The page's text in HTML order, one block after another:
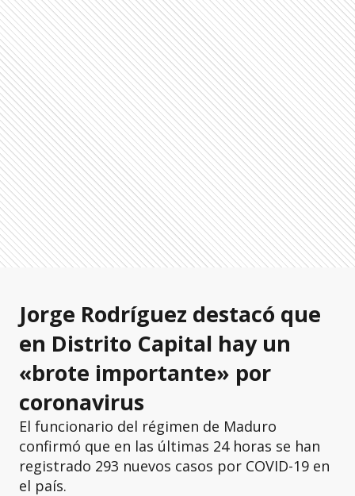
Jorge Rodríguez destacó que
en Distrito Capital hay un
«brote importante» por
coronavirus
El funcionario del régimen de Maduro
confirmó que en las últimas 24 horas se han
registrado 293 nuevos casos por COVID-19 en
el país.